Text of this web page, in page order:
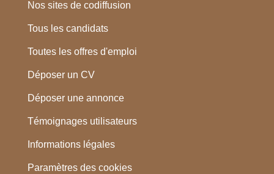
Nos sites de codiffusion
Tous les candidats
Toutes les offres d'emploi
Déposer un CV
Déposer une annonce
Témoignages utilisateurs
Informations légales
Paramètres des cookies